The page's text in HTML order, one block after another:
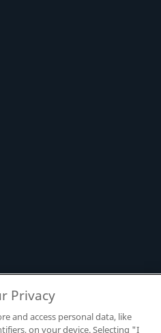
Υπεύθυνος
Privacy
and access personal data, like
on your device. Selecting "I